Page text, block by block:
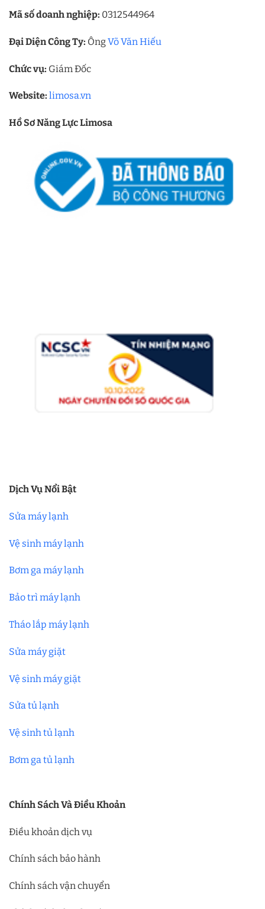
Mã số doanh nghiệp: 0312544964
Đại Diện Công Ty: ÔngVõ Văn Hiếu
Chức vụ: Giám Đốc
Website: limosa.vn
Hồ Sơ Năng Lực Limosa
Dịch Vụ Nổi Bật
Sửa máy lạnh
Vệ sinh máy lạnh
Bơm ga máy lạnh
Bảo trì máy lạnh
Tháo lắp máy lạnh
Sửa máy giặt
Vệ sinh máy giặt
Sửa tủ lạnh
Vệ sinh tủ lạnh
Bơm ga tủ lạnh
Chính Sách Và Điều Khoản
Điều khoản dịch vụ
Chính sách bảo hành
Chính sách vận chuyển